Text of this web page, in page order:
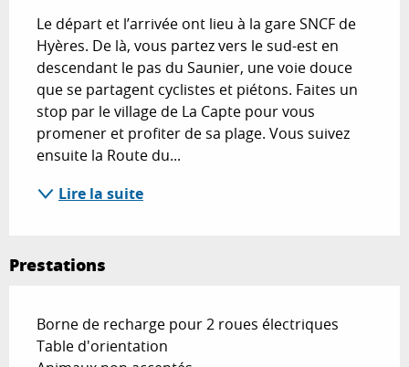
Le départ et l’arrivée ont lieu à la gare SNCF de
Hyères. De là, vous partez vers le sud-est en
descendant le pas du Saunier, une voie douce
que se partagent cyclistes et piétons. Faites un
stop par le village de La Capte pour vous
promener et profiter de sa plage. Vous suivez
ensuite la Route du...
Lire la suite
Prestations
Borne de recharge pour 2 roues électriques
Table d'orientation